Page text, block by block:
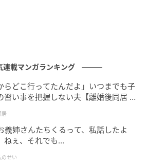
連載マンガランキング
らどこ行ってたんだよ」いつまでも子
習い事を把握しない夫【離婚後同居 Vo
居
姉さんたちくるって、私話したよ
ぇ、それでも…
のせい